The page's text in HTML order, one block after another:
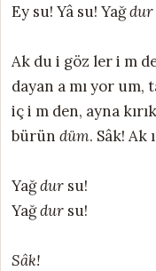
Ey su! Yâ su! Yağdur
Ak du i göz ler i m
dayan a mı yor um,
iç i m den, ayna
bürün düm. Sâk! Ak
Yağdur su!
Yağdur su!
Sâk!